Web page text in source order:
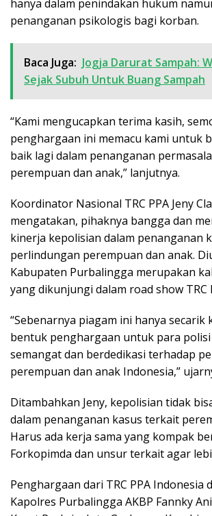
hanya dalam penindakan hukum
penanganan psikologis bagi korban.
Baca Juga: Jogja Darurat Sampah:
Sejak Subuh Untuk Buang Sampah
“Kami mengucapkan terima kasih,
penghargaan ini memacu kami untuk
baik lagi dalam penanganan
perempuan dan anak,” lanjutnya.
Koordinator Nasional TRC PPA Jeny
mengatakan, pihaknya bangga dan
kinerja kepolisian dalam penanganan
perlindungan perempuan dan anak.
Kabupaten Purbalingga merupakan
yang dikunjungi dalam road show TRC
“Sebenarnya piagam ini hanya secarik
bentuk penghargaan untuk para
semangat dan berdedikasi terhadap
perempuan dan anak Indonesia,”
Ditambahkan Jeny, kepolisian tidak
dalam penanganan kasus terkait
Harus ada kerja sama yang kompak
Forkopimda dan unsur terkait agar
Penghargaan dari TRC PPA Indonesia
Kapolres Purbalingga AKBP Fannky